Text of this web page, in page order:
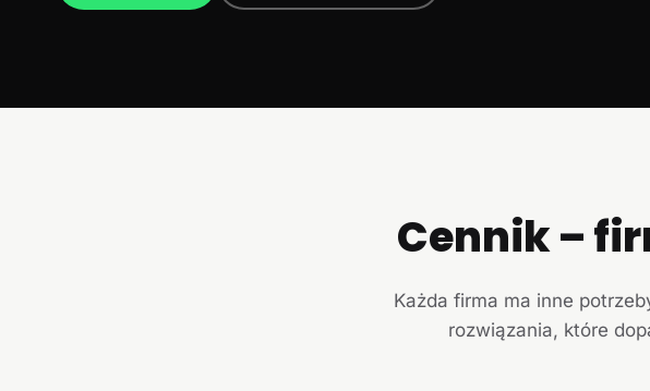
Cennik –
Każda firma ma inne
rozwiązania, które